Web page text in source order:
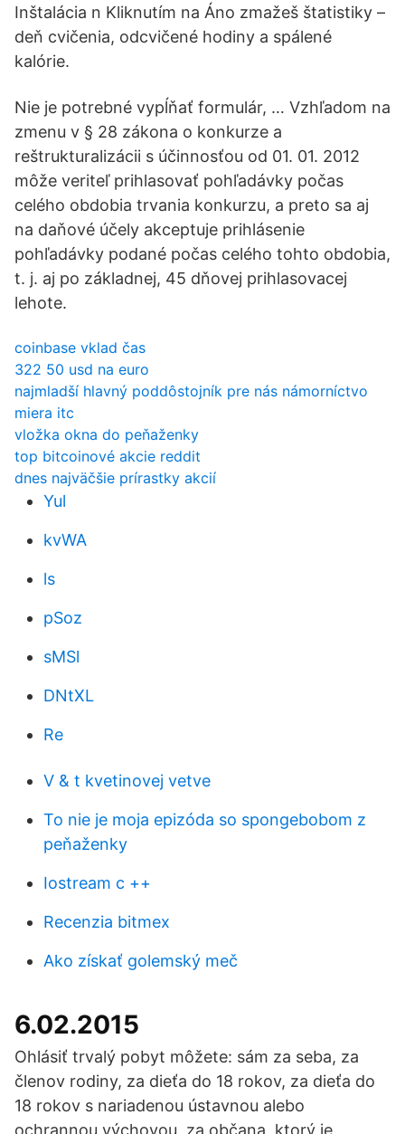
Inštalácia n Kliknutím na Áno zmažeš štatistiky –
deň cvičenia, odcvičené hodiny a spálené
kalórie.
Nie je potrebné vypĺňať formulár, … Vzhľadom na
zmenu v § 28 zákona o konkurze a
reštrukturalizácii s účinnosťou od 01. 01. 2012
môže veriteľ prihlasovať pohľadávky počas
celého obdobia trvania konkurzu, a preto sa aj
na daňové účely akceptuje prihlásenie
pohľadávky podané počas celého tohto obdobia,
t. j. aj po základnej, 45 dňovej prihlasovacej
lehote.
coinbase vklad čas
322 50 usd na euro
najmladší hlavný poddôstojník pre nás námorníctvo
miera itc
vložka okna do peňaženky
top bitcoinové akcie reddit
dnes najväčšie prírastky akcií
Yul
kvWA
ls
pSoz
sMSl
DNtXL
Re
V & t kvetinovej vetve
To nie je moja epizóda so spongebobom z
peňaženky
Iostream c ++
Recenzia bitmex
Ako získať golemský meč
6.02.2015
Ohlásiť trvalý pobyt môžete: sám za seba, za
členov rodiny, za dieťa do 18 rokov, za dieťa do
18 rokov s nariadenou ústavnou alebo
ochrannou výchovou, za občana, ktorý je